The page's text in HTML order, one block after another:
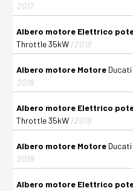
2017
Albero motore Elettrico
Throttle 35kW | 2018
Albero motore Motore
2018
Albero motore Elettrico
Throttle 35kW | 2019
Albero motore Motore
2019
Albero motore Elettrico